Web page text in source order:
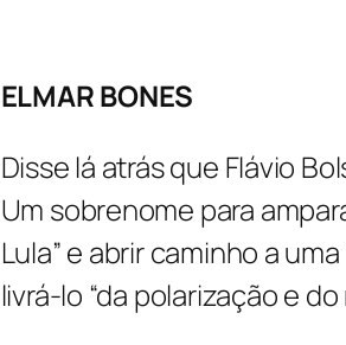
ELMAR BONES
Disse lá atrás que Flávio
Um sobrenome para
Lula” e abrir caminho a
livrá-lo “da polarização e do